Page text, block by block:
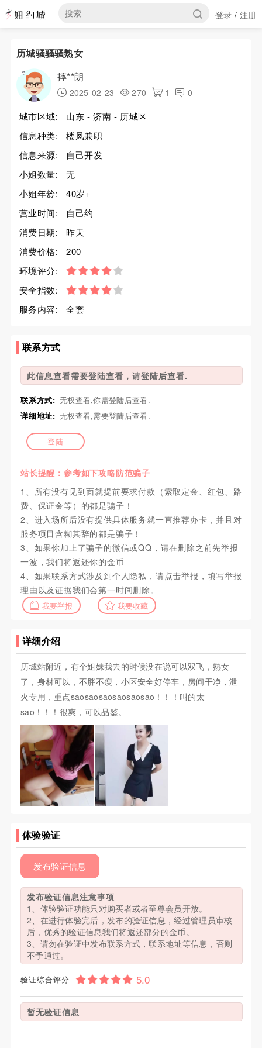
登录 / 注册
历城骚骚骚熟女
摔**朗
2025-02-23 270 1 0
城市区域:
山东 - 济南 - 历城区
信息种类:
楼凤兼职
信息来源:
自己开发
小姐数量:
无
小姐年龄:
40岁+
营业时间:
自己约
消费日期:
昨天
消费价格:
200
环境评分:
安全指数:
服务内容:
全套
联系方式
此信息查看需要登陆查看，请登陆后查看.
联系方式: 无权查看,你需登陆后查看.
详细地址: 无权查看,需要登陆后查看.
登陆
站长提醒：参考如下攻略防范骗子
1、所有没有见到面就提前要求付款（索取定金、红包、路
费、保证金等）的都是骗子！
2、进入场所后没有提供具体服务就一直推荐办卡，并且对
服务项目含糊其辞的都是骗子！
3、如果你加上了骗子的微信或QQ，请在删除之前先举报
一波，我们将返还你的金币
4、如果联系方式涉及到个人隐私，请点击举报，填写举报
理由以及证据我们会第一时间删除。
我要举报 我要收藏
详细介绍
历城站附近，有个姐妹我去的时候没在说可以双飞，熟女
了，身材可以，不胖不瘦，小区安全好停车，房间干净，泄
火专用，重点saosaosaosaosaosao！！！叫的太
sao！！！很爽，可以品鉴。
体验验证
发布验证信息
发布验证信息注意事项
1、体验验证功能只对购买者或者至尊会员开放。
2、在进行体验完后，发布的验证信息，经过管理员审核
后，优秀的验证信息我们将返还部分的金币。
3、请勿在验证中发布联系方式，联系地址等信息，否则
不予通过。
验证综合评分
暂无验证信息